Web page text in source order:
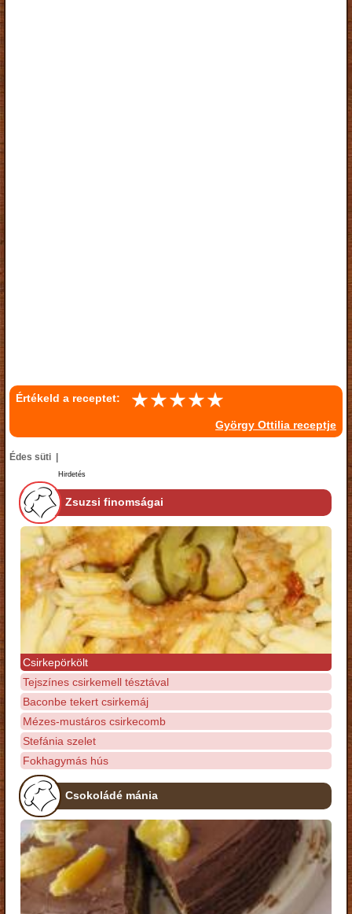
Értékeld a receptet:
György Ottilia receptje
Édes süti |
Hirdetés
Zsuzsi finomságai
Csirkepörkölt
Tejszínes csirkemell tésztával
Baconbe tekert csirkemáj
Mézes-mustáros csirkecomb
Stefánia szelet
Fokhagymás hús
Csokoládé mánia